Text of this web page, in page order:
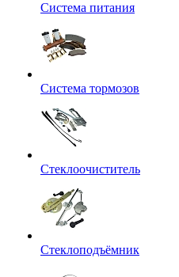
Система питания
Система тормозов
Стеклоочиститель
Стеклоподъёмник